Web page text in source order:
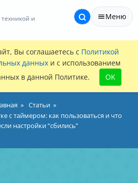
и
Меню
Вы соглашаетесь с Политикой
данных и с использованием
в данной Политике.
OK
Статьи
с таймером: как пользоваться и что
настройки “сбились”